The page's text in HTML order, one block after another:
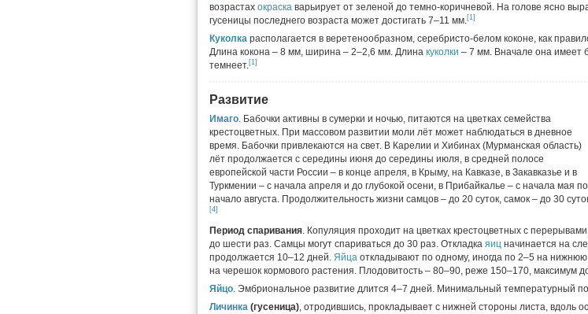
возрастах окраска варьирует от зеленой до темно-коричневой. На голове ясно
гусеницы последнего возраста может достигать 7–11 мм.[1]
Куколка располагается в веретенообразном, серебристо-белом коконе, как
Длина кокона – 8 мм, ширина – 2–2,6 мм. Длина куколки – 7 мм. Вначале она имеет
темнеет.[1]
Развитие
Имаго. Бабочки активны в сумерки и ночью, питаются на цветках семейства
крестоцветных. При массовом развитии моли лёт может наблюдаться в дневное
время. Бабочки привлекаются на свет. В Карелии и Хибинах (Мурманская область)
лёт продолжается с середины июня до середины июля, в средней полосе
европейской части России – в конце апреля, в Крыму, на Кавказе, в Закавказье и в
Туркмении – с начала апреля и до глубокой осени, в Прибайкалье – с начала мая по
начало августа. Продолжительность жизни самцов – до 20 суток, самок – до 30
[4]
Период спаривания. Копуляция проходит на цветках крестоцветных с
до шести раз. Самцы могут спариваться до 30 раз. Откладка яиц начинается на
продолжается 10–12 дней. Яйца откладывают по одному, иногда по 2–5 на
на черешок кормового растения. Плодовитость – 80–90, реже 150–170, максимум
Яйцо. Эмбриональное развитие длится 4–7 дней. Минимальный температурный
Личинка (гусеница), отродившись, прокладывает с нижней стороны листа, вдоль